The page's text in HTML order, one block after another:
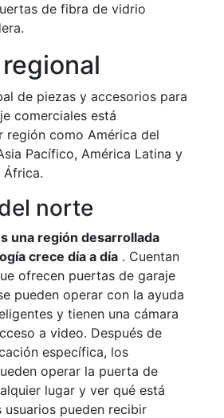
de fibra de vidrio
de piezas y accesorios para
comerciales está
región como América del
Pacífico, América Latina y
África.
norte
una región desarrollada
crece día a día . Cuentan
ofrecen puertas de garaje
pueden operar con la ayuda
y tienen una cámara
a video. Después de
específica, los
operar la puerta de
lugar y ver qué está
usuarios pueden recibir